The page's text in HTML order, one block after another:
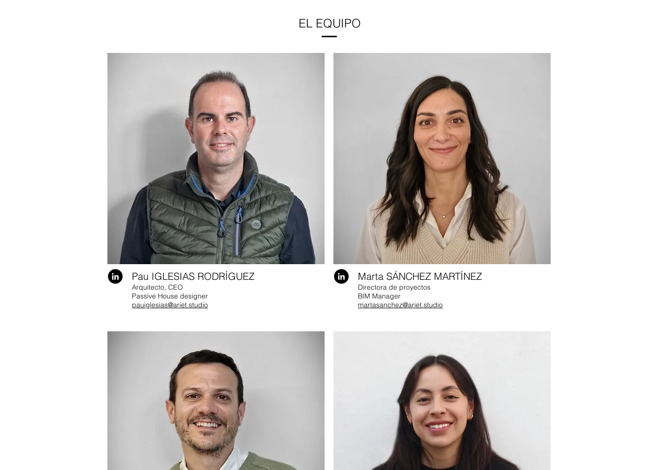
EL EQUIPO
Pau IGLESIAS RODRÍGUEZ
Arquitecto, CEO
Passive House designer
pauiglesias@ariet.studio
Marta SÁNCHEZ MARTÍNEZ
Directora de proyectos
BIM Manager
martasanchez@ariet.studio